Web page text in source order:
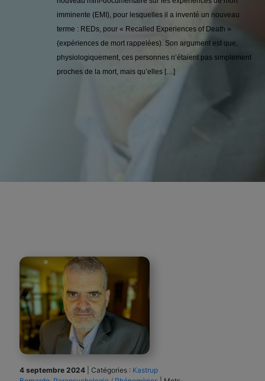
imminente (EMI), pour lesquelles il a inventé un nouveau
terme : REDs, pour « Recalled Experiences of Death »
(expériences de mort rappelées). Son argument est que,
physiologiquement, ces personnes n’étaient pas simplement
proches de la mort, mais qu’elles […]
4 septembre 2024 Catégories : Kastrup